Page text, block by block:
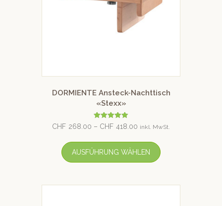
DORMIENTE Ansteck-Nachttisch
«Stexx»
Bewertet mit
5.00
CHF 268.00 – CHF 418.00 inkl. MwSt.
AUSFÜHRUNG WÄHLEN